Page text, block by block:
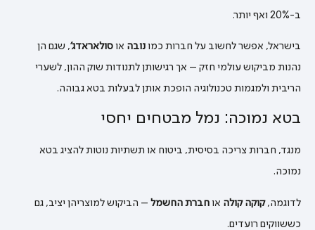
ב-20% ואף יותר.
בישראל, אפשר לחשוב על חברות כמו נובה או סולאראדג׳, שגם הן
נהנות מביקוש עולמי חזק – אך רגישותן לתנודות שוק ההון, לשערי
הריבית ולמגמות טכנולוגיה הופכת אותן לבעלות בטא גבוהה.
בטא נמוכה: נמל מבטחים יחסי
מנגד, חברות צריכה בסיסית, ביטוח או תשתיות נוטות להציג בטא
נמוכה.
לדוגמה,קוקה קולה או חברת החשמל – הביקוש למוצריהן יציב, גם
כששווקים רועדים.